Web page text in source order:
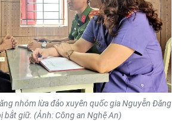
TUẦN
THÁNG
nhóm lừa đảo xuyên quốc gia Nguyễn Đăng
bắt giữ. (Ảnh: Công an Nghệ An)